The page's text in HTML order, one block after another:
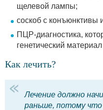
щелевой лампы;
соскоб с конъюнктивы
ПЦР-диагностика,
генетический
Как лечить?
Лечение должно
раньше, потому